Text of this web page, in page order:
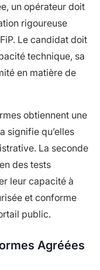
un opérateur doit
rigoureuse
Le candidat doit
technique, sa
en matière de
obtiennent une
signifie qu’elles
La seconde
des tests
leur capacité à
et conforme
public.
Agréées